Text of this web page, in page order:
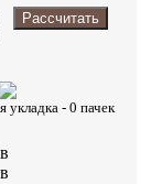
Рассчитать
укладка - 0 пачек